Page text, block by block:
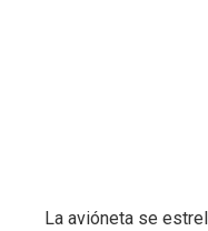
La avióneta se